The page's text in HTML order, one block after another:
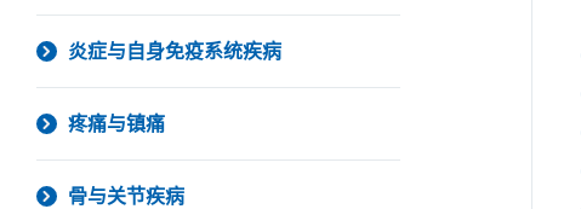
炎症与自身免疫系统疾病
疼痛与镇痛
骨与关节疾病